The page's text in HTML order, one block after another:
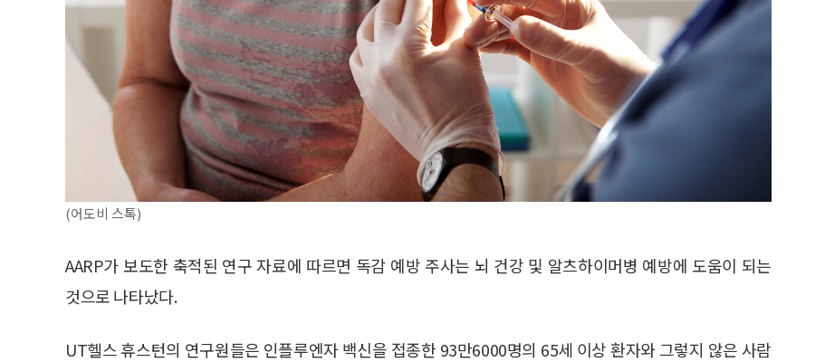
(어도비 스톡)
AARP가 보도한 축적된 연구 자료에 따르면 독감 예방 주사는 뇌 건강 및 알츠하이머병 예방에 도움이 되는
것으로 나타났다.
UT헬스 휴스턴의 연구원들은 인플루엔자 백신을 접종한 93만6000명의 65세 이상 환자와 그렇지 않은 사람